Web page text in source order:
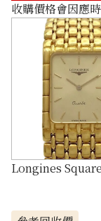
收購價格會因應
Longines